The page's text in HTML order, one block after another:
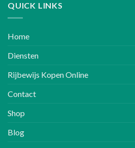
QUICK LINKS
Home
Diensten
Rijbewijs Kopen Online
Contact
Shop
Blog